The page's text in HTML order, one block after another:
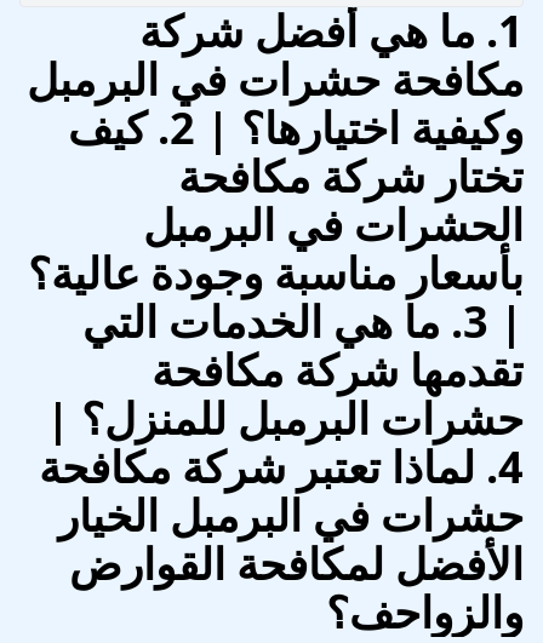
1. ما هي أفضل شركة
مكافحة حشرات في البرمبل
وكيفية اختيارها؟ | 2. كيف
تختار شركة مكافحة
الحشرات في البرمبل
بأسعار مناسبة وجودة عالية؟
| 3. ما هي الخدمات التي
تقدمها شركة مكافحة
حشرات البرمبل للمنزل؟ |
4. لماذا تعتبر شركة مكافحة
حشرات في البرمبل الخيار
الأفضل لمكافحة القوارض
والزواحف؟